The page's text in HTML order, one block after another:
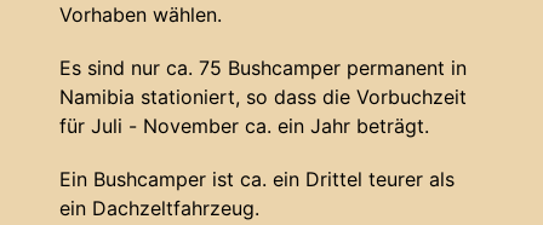
Vorhaben wählen.
Es sind nur ca. 75 Bushcamper permanent in
Namibia stationiert, so dass die Vorbuchzeit
für Juli - November ca. ein Jahr beträgt.
Ein Bushcamper ist ca. ein Drittel teurer als
ein Dachzeltfahrzeug.